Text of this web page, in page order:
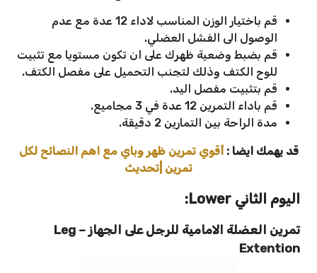
قم باختيار الوزن المناسب لاداء 12 عدة مع عدم
الوصول الى الفشل العضلي.
قم بضبط وضعية ظهرك على ان تكون مستويا مع تثبيت
للوح الكتف وذلك لتجنب التحميل على مفصل الكتف.
قم بتثبيت مفصل اليد.
قم باداء التمرين 12 عدة في 3 مجاميع.
مدة الراحة بين التمارين 2 دقيقة.
قد يهمك ايضا :أقوي تمرين ظهر وباي مع اهم النصائح لكل
تمرين |تحديث
اليوم الثاني Lower:
تمرين العضلة الامامية للرجل على الجهاز – Leg
Extention